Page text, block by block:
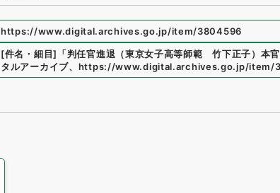
https://www.digital.archives.go.jp/item/3804596
[件名・細目] 「判任官進退（東京女子高等師範 竹下正子）本
タルアーカイブ、 https://www.digital.archives.go.jp/item/